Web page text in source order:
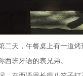
二天，午餐桌上有一道
西班牙语的表兄弟。